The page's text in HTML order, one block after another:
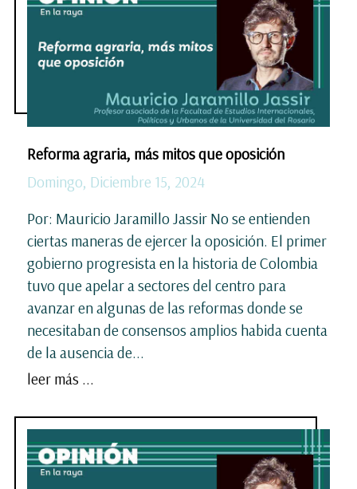
Reforma agraria, más mitos que oposición
Domingo, Diciembre 15, 2024
Por: Mauricio Jaramillo Jassir No se entienden
ciertas maneras de ejercer la oposición. El primer
gobierno progresista en la historia de Colombia
tuvo que apelar a sectores del centro para
avanzar en algunas de las reformas donde se
necesitaban de consensos amplios habida cuenta
de la ausencia de...
leer más ...